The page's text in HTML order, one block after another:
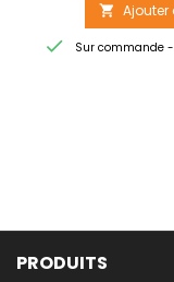
 Ajouter
 Sur commande
PRODUITS